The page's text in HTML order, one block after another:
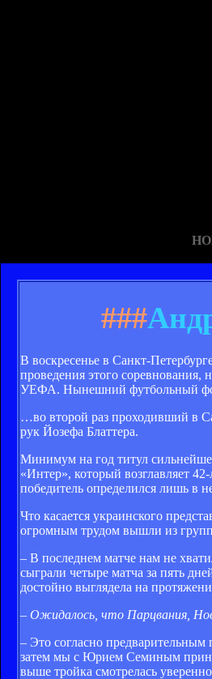
###
В воскресенье в Санкт-
проведения этого
УЕФА. Нынешний футбольный
…во второй раз проходивший в
рук Йозефа Блаттера.
Минимум на год титул
«Интер», который возглавляет
победитель определился лишь в
Что касается украинского
огромным трудом вышли из
– В последнем матче нам не
сыграли четыре матча за пять
достойно выглядела на
– Ожидалось, что Парцвания,
– Это согласно
затем мы с Юрием Семиным
выше тройка смотрелась